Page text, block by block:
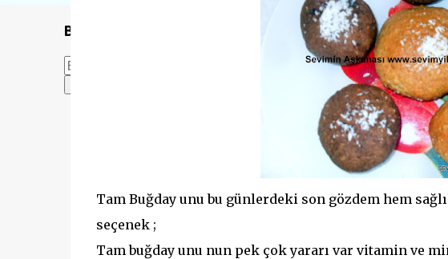
Bu Blogda Ara
Tam Buğday unu bu günlerdeki son gözdem hem
seçenek ;
Tam buğday unu nun pek çok yararı var vitamin ve